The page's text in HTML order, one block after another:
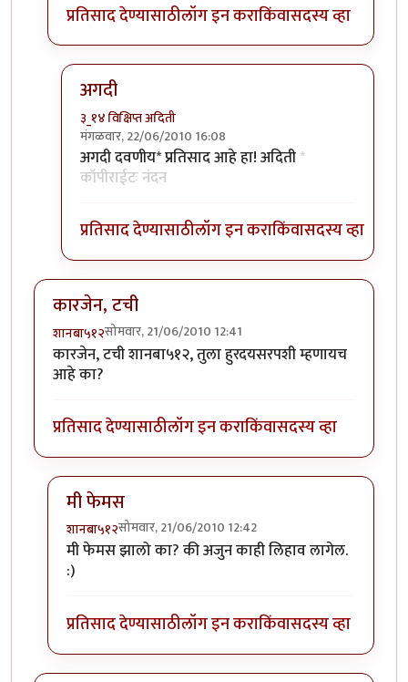
प्रतिसाद देण्यासाठीलॉग इन कराकिंवासदस्य व्हा
अगदी
३_१४ विक्षिप्त अदिती
मंगळवार, 22/06/2010 16:08
In reply toसौंदर्यफुbyNile
अगदी दवणीय* प्रतिसाद आहे हा! अदिती*
कॉपीराईटः नंदन
प्रतिसाद देण्यासाठीलॉग इन कराकिंवासदस्य व्हा
कारजेन, टची
शानबा५१२सोमवार, 21/06/2010 12:41
कारजेन, टची शानबा५१२, तुला हुरदयसरपशी म्हणायच
आहे का?
प्रतिसाद देण्यासाठीलॉग इन कराकिंवासदस्य व्हा
मी फेमस
शानबा५१२सोमवार, 21/06/2010 12:42
In reply toकारजेन, टचीbyशानबा५१२
मी फेमस झालो का? की अजुन काही लिहाव लागेल.
:)
प्रतिसाद देण्यासाठीलॉग इन कराकिंवासदस्य व्हा